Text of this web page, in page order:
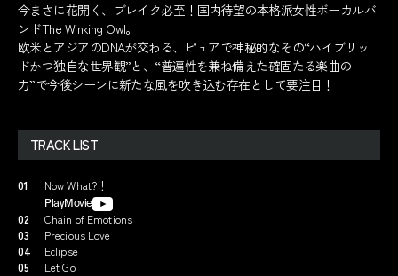
今まさに花開く、ブレイク必至！国内待望の本格派女性ボーカルバ
ンドThe Winking Owl。
欧米とアジアのDNAが交わる、ピュアで神秘的なその“ハイブリッ
ドかつ独自な世界観”と、“普遍性を兼ね備えた確固たる楽曲の
力”で今後シーンに新たな風を吹き込む存在として要注目！
TRACK LIST
01 Now What?！
PlayMovie
02
Chain of Emotions
03
Precious Love
04
Eclipse
05
Let Go